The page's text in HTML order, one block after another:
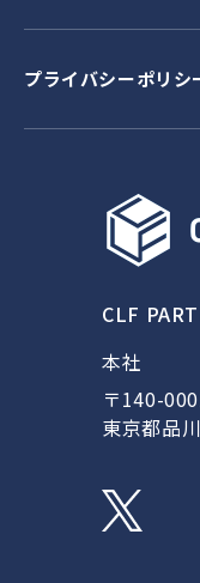
CLF
本社
〒140-
東京都品
プライバシーポリシ